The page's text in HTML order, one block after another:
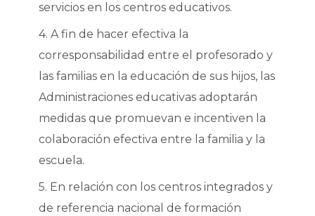
servicios en los centros educativos.
4. A fin de hacer efectiva la
corresponsabilidad entre el profesorado y
las familias en la educación de sus hijos, las
Administraciones educativas adoptarán
medidas que promuevan e incentiven la
colaboración efectiva entre la familia y la
escuela.
5. En relación con los centros integrados y
de referencia nacional de formación